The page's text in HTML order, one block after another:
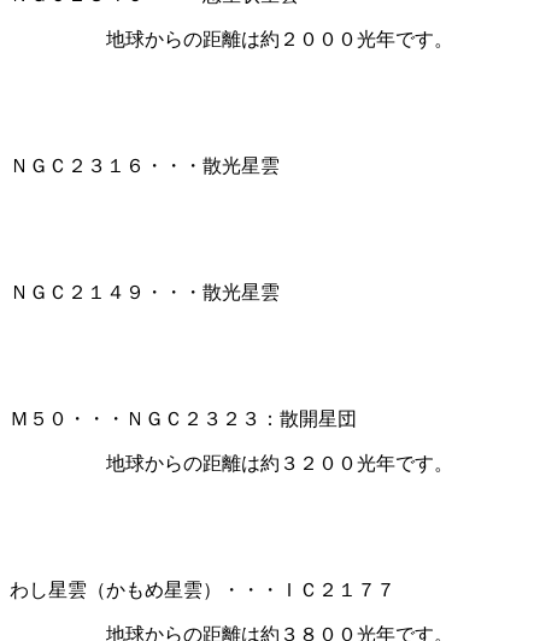
地球からの距離は約２０００光年です。
ＮＧＣ２３１６・・・散光星雲
ＮＧＣ２１４９・・・散光星雲
Ｍ５０・・・ＮＧＣ２３２３：散開星団
地球からの距離は約３２００光年です。
わし星雲（かもめ星雲）・・・ＩＣ２１７７
地球からの距離は約３８００光年です。